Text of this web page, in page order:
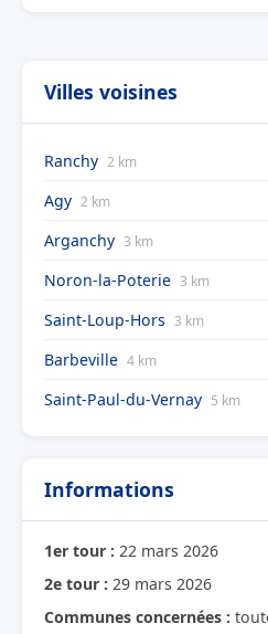
Villes voisines
Ranchy 2 km
Agy 2 km
Arganchy 3 km
Noron-la-Poterie 3 km
Saint-Loup-Hors 3 km
Barbeville 4 km
Saint-Paul-du-Vernay 5 km
Informations
1er tour : 22 mars 2026
2e tour : 29 mars 2026
Communes concernées :